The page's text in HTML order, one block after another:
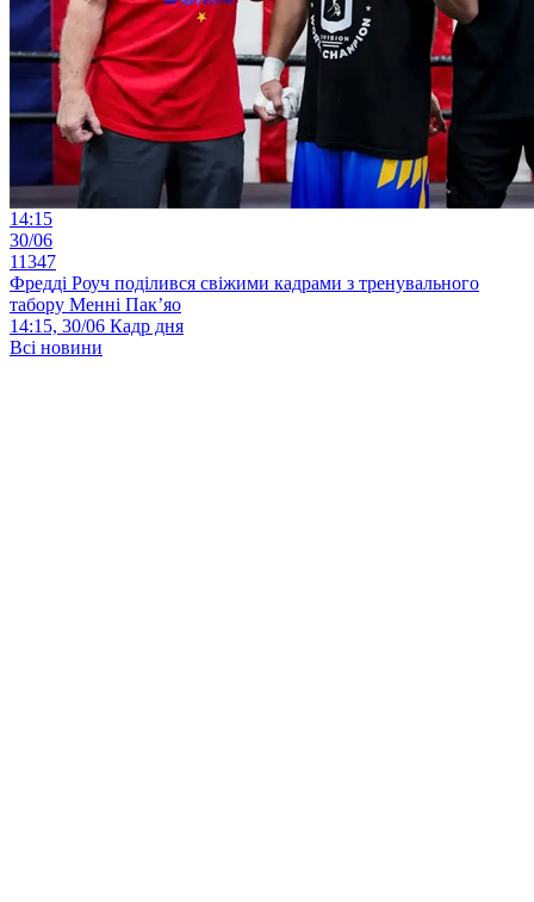
14:15
30/06
11347
Фредді Роуч поділився свіжими кадрами з тренувального
табору Менні Пак’яо
14:15, 30/06 Кадр дня
Всі новини